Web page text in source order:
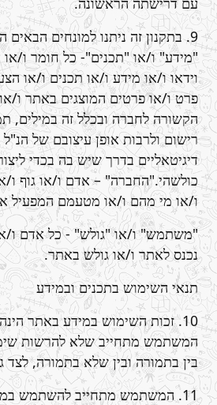
9. בתקנון זה ניתנו למונחים
"מידע" ו/או "תכנים"- כל חומר ו/או
וידאו ו/או מידע ו/או תכנים ו/או
פרט ו/או פרטים המוצגים באתר ו/
הקשורה לחברה ובכלל זה במילים,
רישום ולרבות אופן עיצובם של הנ"ל
דיגיטאליים בדרך שיש בה בכדי
כולשהי."החברה" – אדם ו/או גוף
ו/או מי מהם ו/או מטעמם המפעיל
"משתמש" ו/או "גולש" - כל אדם ו/
נכנס לאתר ו/או גולש באתר.
תנאי השימוש בתכנים ובמידע
10. זכות השימוש במידע באתר
המשתמש מתחייב שלא להרשות
בין בתמורה ובין שלא בתמורה, לצד
11. המשתמש מתחייב להשתמש